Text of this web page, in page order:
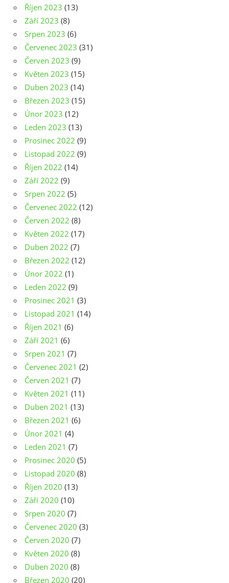
Říjen 2023 (13)
Září 2023 (8)
Srpen 2023 (6)
Červenec 2023 (31)
Červen 2023 (9)
Květen 2023 (15)
Duben 2023 (14)
Březen 2023 (15)
Únor 2023 (12)
Leden 2023 (13)
Prosinec 2022 (9)
Listopad 2022 (9)
Říjen 2022 (14)
Září 2022 (9)
Srpen 2022 (5)
Červenec 2022 (12)
Červen 2022 (8)
Květen 2022 (17)
Duben 2022 (7)
Březen 2022 (12)
Únor 2022 (1)
Leden 2022 (9)
Prosinec 2021 (3)
Listopad 2021 (14)
Říjen 2021 (6)
Září 2021 (6)
Srpen 2021 (7)
Červenec 2021 (2)
Červen 2021 (7)
Květen 2021 (11)
Duben 2021 (13)
Březen 2021 (6)
Únor 2021 (4)
Leden 2021 (7)
Prosinec 2020 (5)
Listopad 2020 (8)
Říjen 2020 (13)
Září 2020 (10)
Srpen 2020 (7)
Červenec 2020 (3)
Červen 2020 (7)
Květen 2020 (8)
Duben 2020 (8)
Březen 2020 (20)